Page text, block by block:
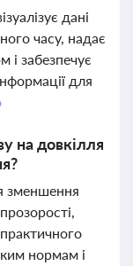
дані
часу, надає
забезпечує
для
на довкілля
зменшення
нормам і